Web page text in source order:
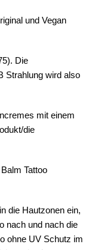
und Vegan
Die
Strahlung wird also
mit einem
die
Tattoo
die Hautzonen ein,
nach und nach die
ohne UV Schutz im